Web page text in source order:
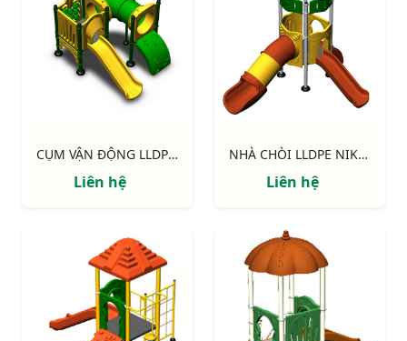
CỤM VẬN ĐỘNG LLDPE NIK122070X
Liên hệ
NHÀ CHÒI LLDPE NIK113040R
Liên hệ